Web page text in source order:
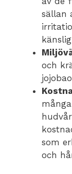
sällan
och
som
och